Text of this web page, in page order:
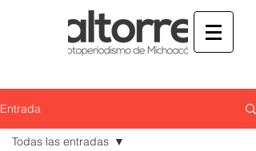
Entrada
Todas las entradas